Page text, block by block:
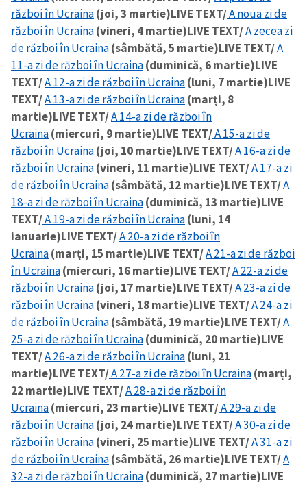
război în Ucraina(joi, 3 martie)LIVE TEXT/A noua zi de
război în Ucraina(vineri, 4 martie)LIVE TEXT/A zecea zi
de război în Ucraina(sâmbătă, 5 martie)LIVE TEXT/A
11-a zi de război în Ucraina(duminică, 6 martie)LIVE
TEXT/A 12-a zi de război în Ucraina(luni, 7 martie)LIVE
TEXT/A 13-a zi de război în Ucraina(marți, 8
martie)LIVE TEXT/A 14-a zi de război în
Ucraina(miercuri, 9 martie)LIVE TEXT/A 15-a zi de
război în Ucraina(joi, 10 martie)LIVE TEXT/A 16-a zi de
război în Ucraina(vineri, 11 martie)LIVE TEXT/A 17-a zi
de război în Ucraina(sâmbătă, 12 martie)LIVE TEXT/A
18-a zi de război în Ucraina(duminică, 13 martie)LIVE
TEXT/A 19-a zi de război în Ucraina(luni, 14
ianuarie)LIVE TEXT/A 20-a zi de război în
Ucraina(marți, 15 martie)LIVE TEXT/A 21-a zi de război
în Ucraina(miercuri, 16 martie)LIVE TEXT/A 22-a zi de
război în Ucraina(joi, 17 martie)LIVE TEXT/A 23-a zi de
război în Ucraina(vineri, 18 martie)LIVE TEXT/A 24-a zi
de război în Ucraina(sâmbătă, 19 martie)LIVE TEXT/A
25-a zi de război în Ucraina(duminică, 20 martie)LIVE
TEXT/A 26-a zi de război în Ucraina(luni, 21
martie)LIVE TEXT/A 27-a zi de război în Ucraina(marți,
22 martie)LIVE TEXT/A 28-a zi de război în
Ucraina(miercuri, 23 martie)LIVE TEXT/A 29-a zi de
război în Ucraina(joi, 24 martie)LIVE TEXT/A 30-a zi de
război în Ucraina(vineri, 25 martie)LIVE TEXT/A 31-a zi
de război în Ucraina(sâmbătă, 26 martie)LIVE TEXT/A
32-a zi de război în Ucraina(duminică, 27 martie)LIVE
CONTACT SURSĂ
Sursă anonimă
Nume+ Numele meu
Email+ Emailul meu
Telefon
+ Telefon personal
Am citit și sunt de
acord cupolitica de
confidențialitate.
TRIMITE ȘTIREA